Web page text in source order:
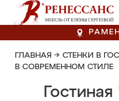
ГЛАВНАЯ → СТЕНКИ В
В СОВРЕМЕННОМ СТИЛЕ